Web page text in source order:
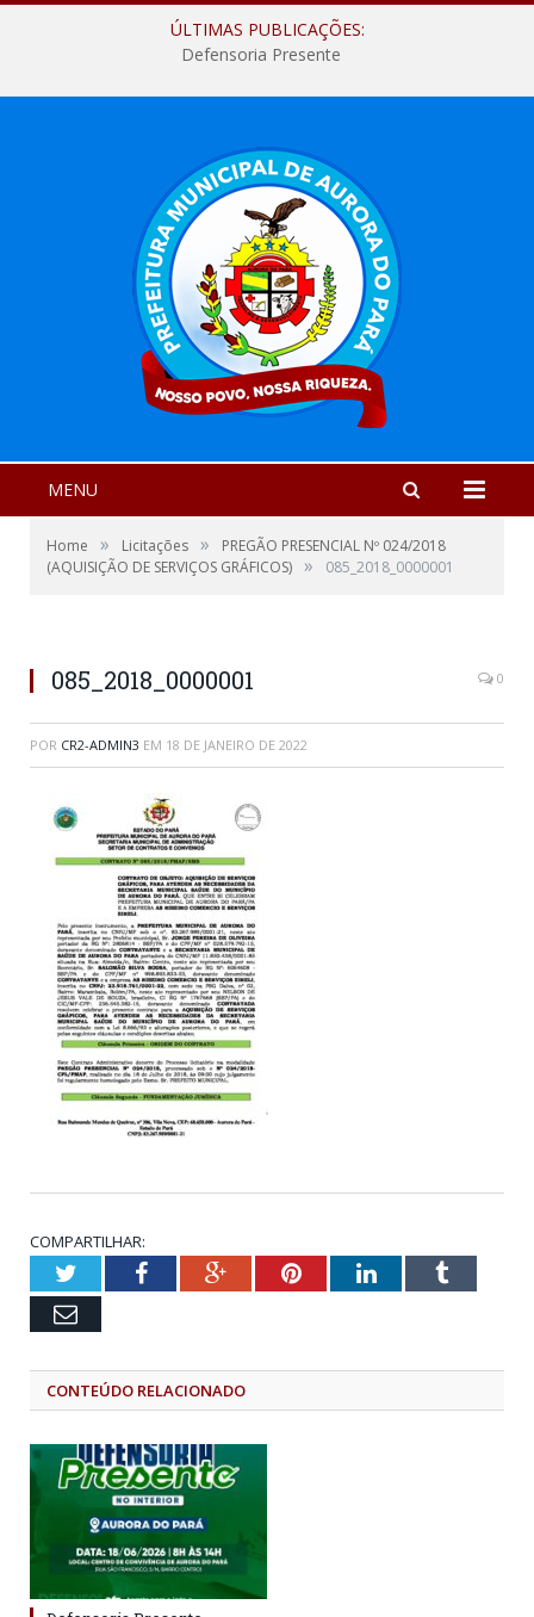
ÚLTIMAS PUBLICAÇÕES:
Defensoria Presente
MENU
Home » Licitações »
PREGÃO PRESENCIAL Nº 024/2018
(AQUISIÇÃO DE SERVIÇOS GRÁFICOS) » 085_2018_0000001
085_2018_0000001 0
POR CR2-ADMIN3 EM 18 DE JANEIRO DE 2022
COMPARTILHAR:
TwitterFacebookGoogle+PinterestLinkedInTumblr
Email
CONTEÚDO RELACIONADO